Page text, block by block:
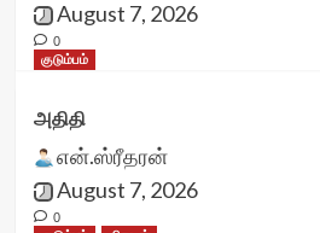
August 7, 2026
0
குடும்பம்
அதிதி
என்.ஸ்ரீதரன்
August 7, 2026
0